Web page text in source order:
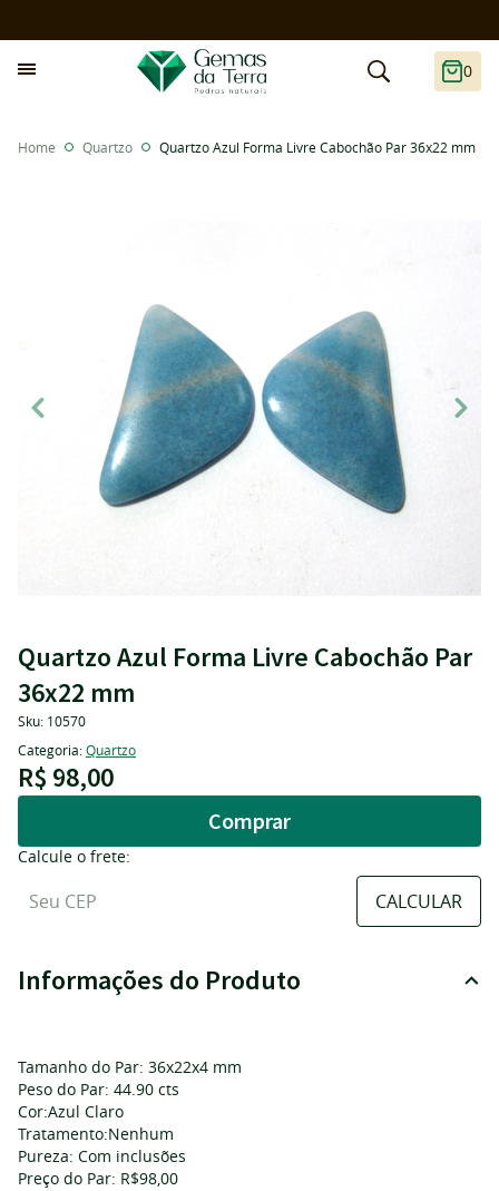
0
Home Quartzo Quartzo Azul Forma Livre Cabochão Par 36x22 mm
Quartzo Azul Forma Livre Cabochão Par
36x22 mm
Sku: 10570
Categoria:Quartzo
R$ 98,00
Comprar
Calcule o frete:
Informações do Produto
Tamanho do Par: 36x22x4 mm
Peso do Par: 44.90 cts
Cor:Azul Claro
Tratamento:Nenhum
Pureza: Com inclusões
Preço do Par: R$98,00